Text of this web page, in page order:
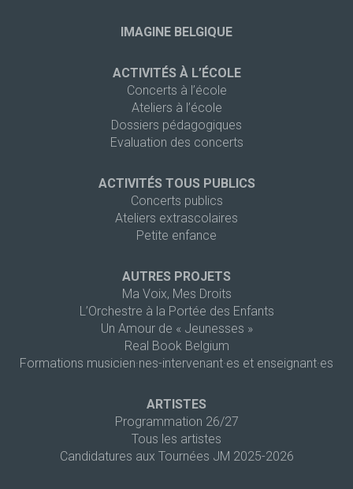
IMAGINE BELGIQUE
ACTIVITÉS À L’ÉCOLE
Concerts à l’école
Ateliers à l’école
Dossiers pédagogiques
Evaluation des concerts
ACTIVITÉS TOUS PUBLICS
Concerts publics
Ateliers extrascolaires
Petite enfance
AUTRES PROJETS
Ma Voix, Mes Droits
L’Orchestre à la Portée des Enfants
Un Amour de « Jeunesses »
Real Book Belgium
Formations musicien·nes-intervenant·es et enseignant·es
ARTISTES
Programmation 26/27
Tous les artistes
Candidatures aux Tournées JM 2025-2026